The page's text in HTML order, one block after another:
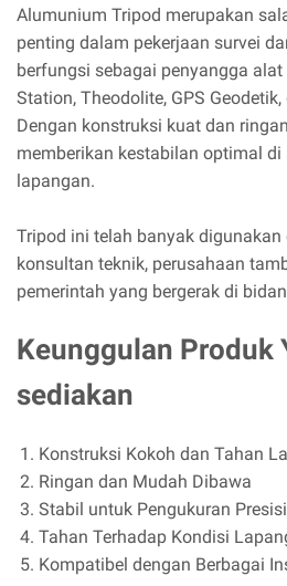
Alumunium Tripod merupakan
penting dalam pekerjaan survei
berfungsi sebagai penyangga
Station, Theodolite, GPS
Dengan konstruksi kuat dan
memberikan kestabilan optimal di
lapangan.
Tripod ini telah banyak digunakan
konsultan teknik, perusahaan
pemerintah yang bergerak di
Keunggulan Produk
sediakan
Konstruksi Kokoh dan Tahan
Ringan dan Mudah Dibawa
Stabil untuk Pengukuran Presisi
Tahan Terhadap Kondisi
Kompatibel dengan Berbagai